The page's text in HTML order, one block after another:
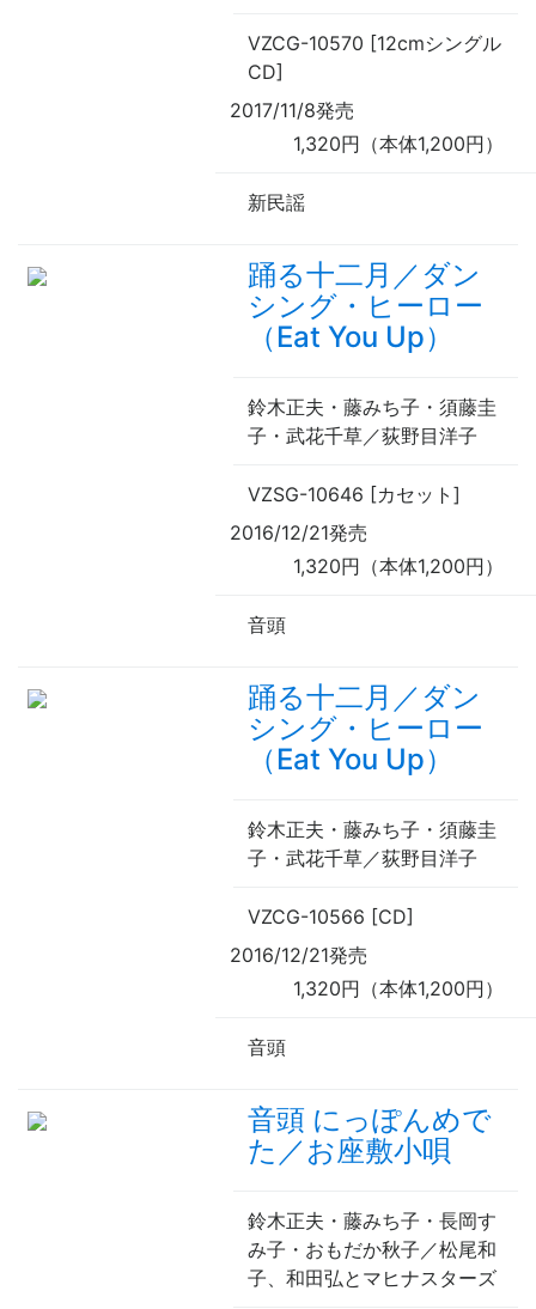
VZCG-10570 [12cmシングル
CD]
2017/11/8発売
1,320円（本体1,200円）
新民謡
踊る十二月／ダン
シング・ヒーロー
（Eat You Up）
鈴木正夫・藤みち子・須藤圭
子・武花千草／荻野目洋子
VZSG-10646 [カセット]
2016/12/21発売
1,320円（本体1,200円）
音頭
踊る十二月／ダン
シング・ヒーロー
（Eat You Up）
鈴木正夫・藤みち子・須藤圭
子・武花千草／荻野目洋子
VZCG-10566 [CD]
2016/12/21発売
1,320円（本体1,200円）
音頭
音頭 にっぽんめで
た／お座敷小唄
鈴木正夫・藤みち子・長岡す
み子・おもだか秋子／松尾和
子、和田弘とマヒナスターズ